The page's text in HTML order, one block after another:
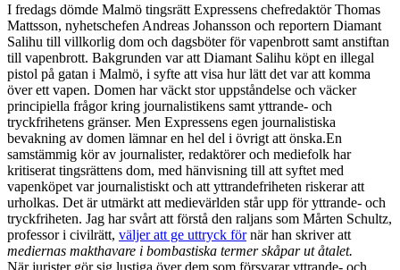
I fredags dömde Malmö tingsrätt Expressens chefredaktör Thomas
Mattsson, nyhetschefen Andreas Johansson och reportern Diamant
Salihu till villkorlig dom och dagsböter för vapenbrott samt anstiftan
till vapenbrott. Bakgrunden var att Diamant Salihu köpt en illegal
pistol på gatan i Malmö, i syfte att visa hur lätt det var att komma
över ett vapen. Domen har väckt stor uppståndelse och väcker
principiella frågor kring journalistikens samt yttrande- och
tryckfrihetens gränser. Men Expressens egen journalistiska
bevakning av domen lämnar en hel del i övrigt att önska.En
samstämmig kör av journalister, redaktörer och mediefolk har
kritiserat tingsrättens dom, med hänvisning till att syftet med
vapenköpet var journalistiskt och att yttrandefriheten riskerar att
urholkas. Det är utmärkt att medievärlden står upp för yttrande- och
tryckfriheten. Jag har svårt att förstå den raljans som Mårten Schultz,
professor i civilrätt, väljer att ge uttryck förnär han skriver att
mediernas makthavare i bombastiska termer skåpar ut åtalet.
När jurister gör sig lustiga över dem som försvarar yttrande- och